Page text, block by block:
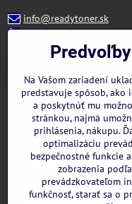
info@readytoner.sk
+421 944 322 536 (PO-
Facebook
WhatsApp
Na Vašom zariadení
predstavuje spôsob,
a poskytnúť mu
stránkou, najmä
prihlásenia, nákupu.
optimalizáciu
bezpečnostné funkcie
zobrazenia
prevádzkovateľom
funkčnosť, starať sa o